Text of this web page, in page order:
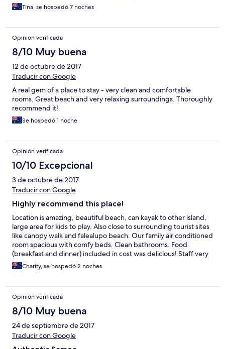
Tina, se hospedó 7 noches
Opinión verificada
8/10 Muy buena
12 de octubre de 2017
Traducir con Google
A real gem of a place to stay - very clean and comfortable
rooms. Great beach and very relaxing surroundings. Thoroughly
recommend it!
Se hospedó 1 noche
Opinión verificada
10/10 Excepcional
3 de octubre de 2017
Traducir con Google
Highly recommend this place!
Location is amazing, beautiful beach, can kayak to other island,
large area for kids to play. Also close to surrounding tourist sites
like canopy walk and falealupo beach. Our family air conditioned
room spacious with comfy beds. Clean bathrooms. Food
(breakfast and dinner) included in cost was delicious! Staff very
welcoming and helpful. Our aircon/fridge had issues which
were eventually fixed later. Highly recommend this place!!
Charity, se hospedó 2 noches
Opinión verificada
8/10 Muy buena
24 de septiembre de 2017
Traducir con Google